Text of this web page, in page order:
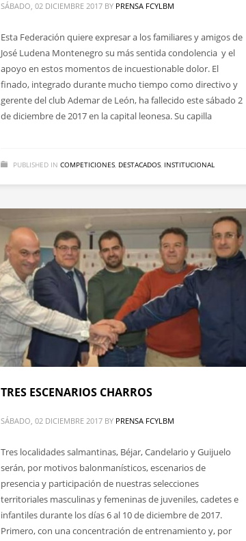
SÁBADO, 02 DICIEMBRE 2017 BY PRENSA FCYLBM
Esta Federación quiere expresar a los familiares y amigos de
José Ludena Montenegro su más sentida condolencia y el
apoyo en estos momentos de incuestionable dolor. El
finado, integrado durante mucho tiempo como directivo y
gerente del club Ademar de León, ha fallecido este sábado 2
de diciembre de 2017 en la capital leonesa. Su capilla
PUBLISHED IN COMPETICIONES, DESTACADOS, INSTITUCIONAL
TRES ESCENARIOS CHARROS
SÁBADO, 02 DICIEMBRE 2017 BY PRENSA FCYLBM
Tres localidades salmantinas, Béjar, Candelario y Guijuelo
serán, por motivos balonmanísticos, escenarios de
presencia y participación de nuestras selecciones
territoriales masculinas y femeninas de juveniles, cadetes e
infantiles durante los días 6 al 10 de diciembre de 2017.
Primero, con una concentración de entrenamiento y, por